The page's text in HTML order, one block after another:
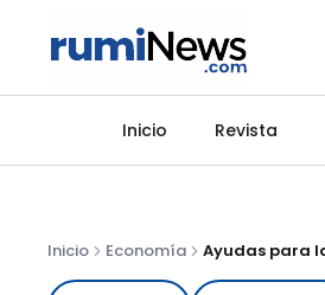
Inicio Revista
Inicio Economía